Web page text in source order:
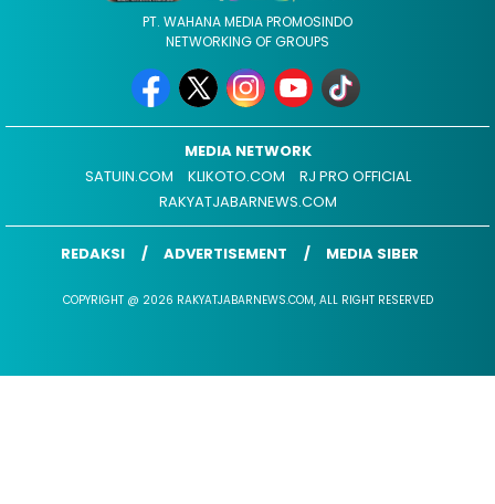
PT. WAHANA MEDIA PROMOSINDO
NETWORKING OF GROUPS
MEDIA NETWORK
SATUIN.COM
KLIKOTO.COM
RJ PRO OFFICIAL
RAKYATJABARNEWS.COM
REDAKSI ADVERTISEMENT MEDIA SIBER
COPYRIGHT @ 2026 RAKYATJABARNEWS.COM, ALL RIGHT RESERVED